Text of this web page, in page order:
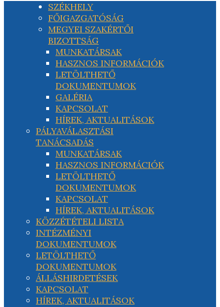
SZÉKHELY
FŐIGAZGATÓSÁG
MEGYEI SZAKÉRTŐI
BIZOTTSÁG
MUNKATÁRSAK
HASZNOS INFORMÁCIÓK
LETÖLTHETŐ
DOKUMENTUMOK
GALÉRIA
KAPCSOLAT
HÍREK, AKTUALITÁSOK
PÁLYAVÁLASZTÁSI
TANÁCSADÁS
MUNKATÁRSAK
HASZNOS INFORMÁCIÓK
LETÖLTHETŐ
DOKUMENTUMOK
KAPCSOLAT
HÍREK, AKTUALITÁSOK
KÖZZÉTÉTELI LISTA
INTÉZMÉNYI
DOKUMENTUMOK
LETÖLTHETŐ
DOKUMENTUMOK
ÁLLÁSHIRDETÉSEK
KAPCSOLAT
HÍREK, AKTUALITÁSOK